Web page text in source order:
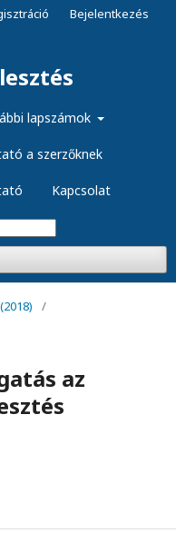
lapszámok
a szerzőknek
Kapcsolat
Bejelentkezés
/
az